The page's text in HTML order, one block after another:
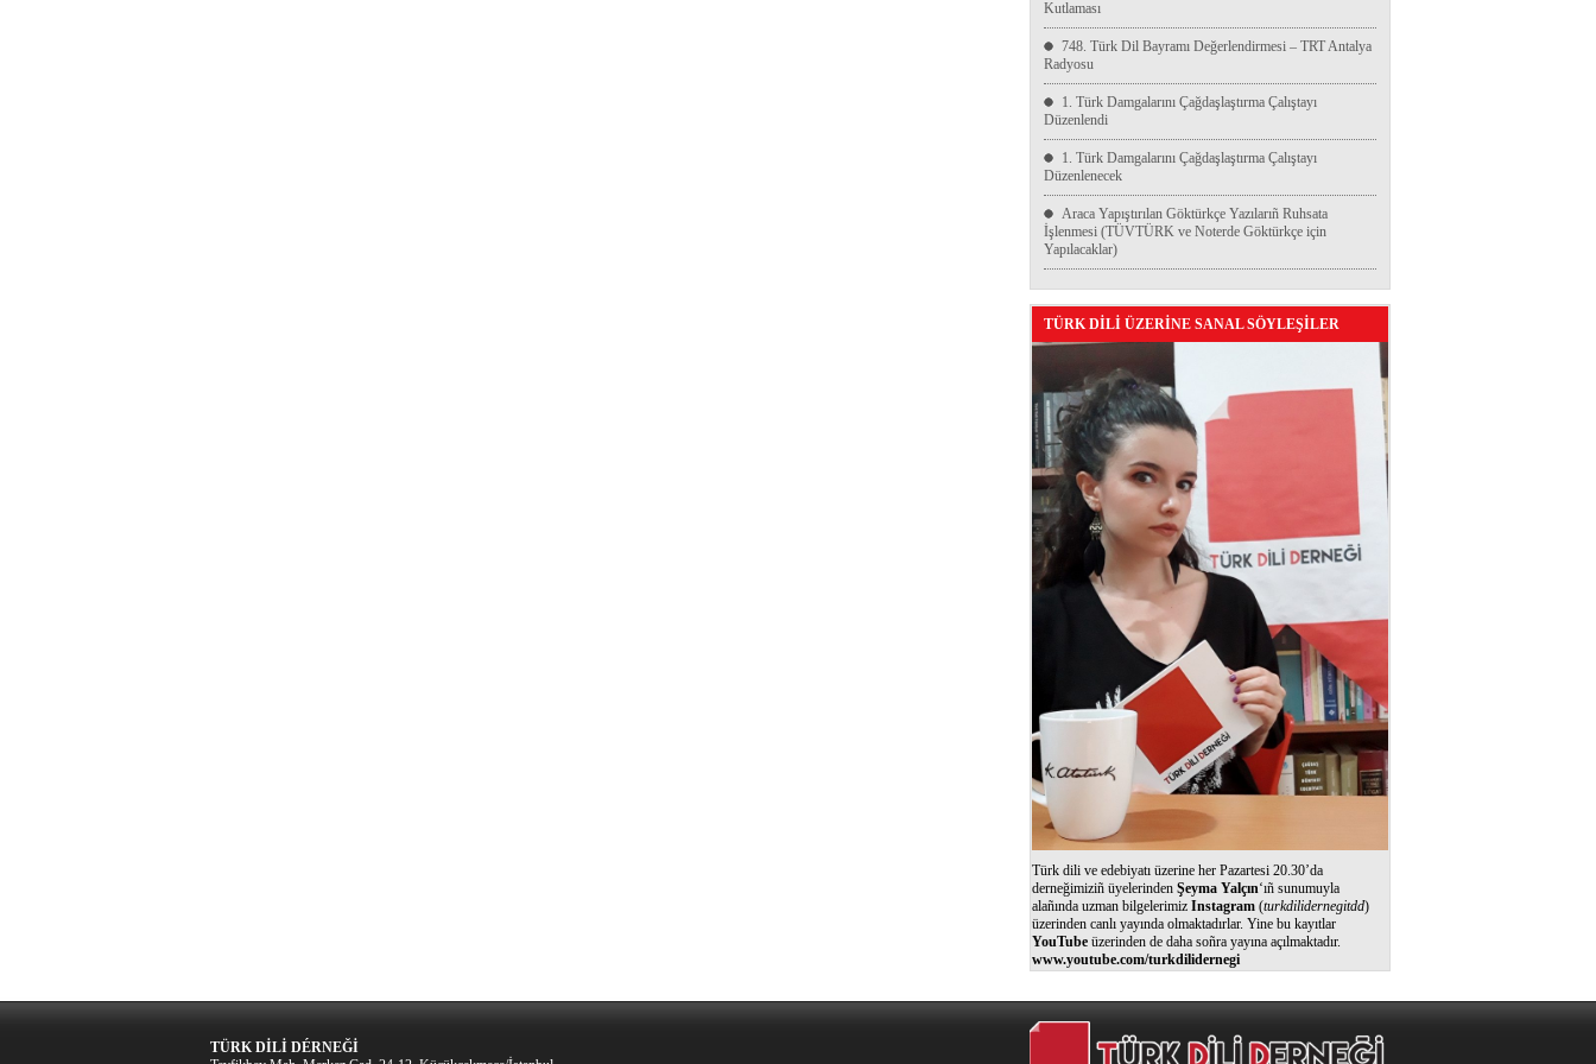
Kutlaması
748. Türk Dil Bayramı Değerlendirmesi – TRT Antalya
Radyosu
1. Türk Damgalarını Çağdaşlaştırma Çalıştayı
Düzenlendi
1. Türk Damgalarını Çağdaşlaştırma Çalıştayı
Düzenlenecek
Araca Yapıştırılan Göktürkçe Yazılarıñ Ruhsata
İşlenmesi (TÜVTÜRK ve Noterde Göktürkçe için
Yapılacaklar)
TÜRK DİLİ ÜZERİNE SANAL SÖYLEŞİLER
Türk dili ve edebiyatı üzerine her Pazartesi 20.30’da
derneğimiziñ üyelerinden Şeyma Yalçın‘ıñ sunumuyla
alañında uzman bilgelerimiz Instagram (turkdilidernegitdd)
üzerinden canlı yayında olmaktadırlar. Yine bu kayıtlar
YouTube üzerinden de daha soñra yayına açılmaktadır.
www.youtube.com/turkdilidernegi
TÜRK DİLİ DÉRNEĞİ